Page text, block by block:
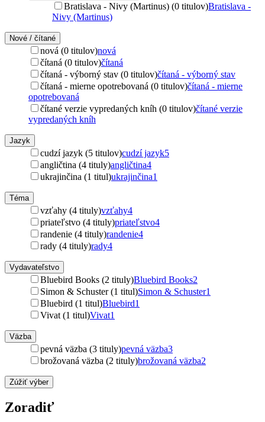
Bratislava - Nivy (Martinus) (0 titulov)Bratislava -
Nivy (Martinus)
Nové / čítané
nová (0 titulov)nová
čítaná (0 titulov)čítaná
čítaná - výborný stav (0 titulov)čítaná - výborný stav
čítaná - mierne opotrebovaná (0 titulov)čítaná - mierne
opotrebovaná
čítané verzie vypredaných kníh (0 titulov)čítané verzie
vypredaných kníh
Jazyk
cudzí jazyk (5 titulov)cudzí jazyk5
angličtina (4 tituly)angličtina4
ukrajinčina (1 titul)ukrajinčina1
Téma
vzťahy (4 tituly)vzťahy4
priateľstvo (4 tituly)priateľstvo4
randenie (4 tituly)randenie4
rady (4 tituly)rady4
Vydavateľstvo
Bluebird Books (2 tituly)Bluebird Books2
Simon & Schuster (1 titul)Simon & Schuster1
Bluebird (1 titul)Bluebird1
Vivat (1 titul)Vivat1
Väzba
pevná väzba (3 tituly)pevná väzba3
brožovaná väzba (2 tituly)brožovaná väzba2
Zúžiť výber
Zoradiť